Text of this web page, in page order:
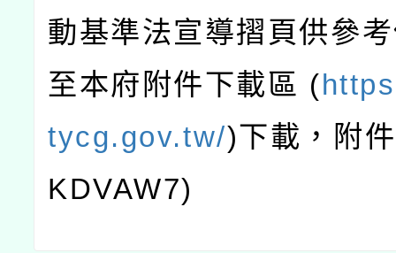
動基準法宣導摺頁供參
至本府附件下載區 (
tycg.gov.tw/)下載，附
KDVAW7)